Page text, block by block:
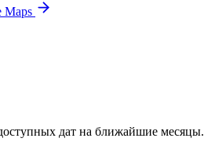
Maps
дат на ближайшие месяцы.